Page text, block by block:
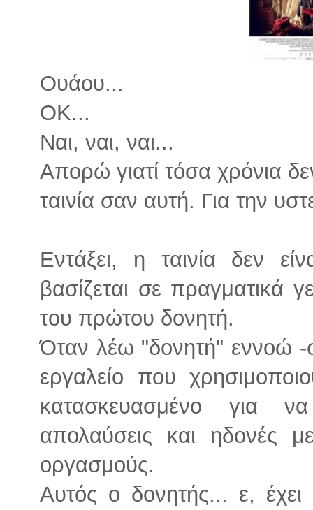
Ουάου...
ΟΚ...
Ναι, ναι, ναι...
Απορώ γιατί τόσα χρόνια
ταινία σαν αυτή. Για την
Εντάξει, η ταινία δεν
βασίζεται σε πραγματικά
του πρώτου δονητή.
Όταν λέω "δονητή" εννοώ -
εργαλείο που
κατασκευασμένο για
απολαύσεις και ηδονές
οργασμούς.
Αυτός ο δονητής... ε, έχει